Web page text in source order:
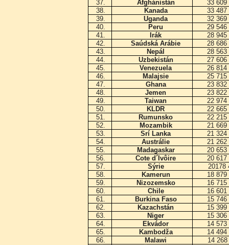
37.
Afghánistán
33
38.
Kanada
33
39.
Uganda
32
40.
Peru
29
41.
Irák
28
42.
Saúdská Arábie
28
43.
Nepál
28
44.
Uzbekistán
27
45.
Venezuela
26
46.
Malajsie
25
47.
Ghana
23
48.
Jemen
23
49.
Taiwan
22
50.
KLDR
22
51.
Rumunsko
22
52.
Mozambik
21
53.
Srí Lanka
21
54.
Austrálie
21
55.
Madagaskar
20
56.
Cote d´Ivôire
20
57.
Sýrie
20178
58.
Kamerun
18
59.
Nizozemsko
16
60.
Chile
16
61.
Burkina Faso
15
62.
Kazachstán
15
63.
Niger
15
64.
Ekvádor
14
65.
Kambodža
14
66.
Malawi
14